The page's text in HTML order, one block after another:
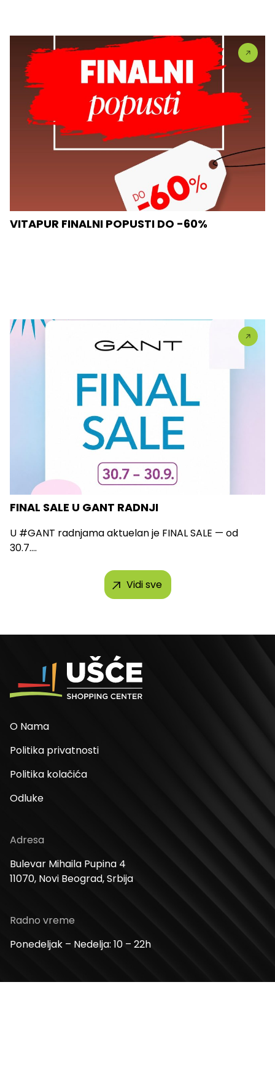
VITAPUR FINALNI POPUSTI DO -60%
FINAL SALE U GANT RADNJI
U #GANT radnjama aktuelan je FINAL SALE — od
30.7....
Vidi sve
O Nama
Politika privatnosti
Politika kolačića
Odluke
Adresa
Bulevar Mihaila Pupina 4
11070, Novi Beograd, Srbija
Radno vreme
Ponedeljak – Nedelja: 10 – 22h
Kontakt telefon